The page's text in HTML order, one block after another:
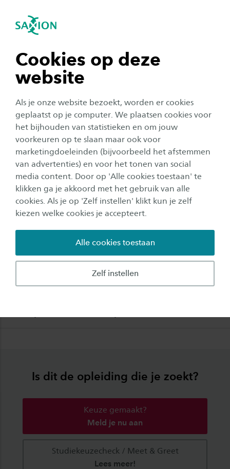
Cookies op deze
website
Als je onze website bezoekt, worden er cookies
geplaatst op je computer. We plaatsen cookies voor
het bijhouden van statistieken en om jouw
voorkeuren op te slaan maar ook voor
marketingdoeleinden (bijvoorbeeld het afstemmen
van advertenties) en voor het tonen van social
media content. Door op 'Alle cookies toestaan' te
klikken ga je akkoord met het gebruik van alle
cookies. Als je op 'Zelf instellen' klikt kun je zelf
kiezen welke cookies je accepteert.
Zelf instellen
Alle cookies toestaan
Navigatie openen
tonen
tonen
tonen
tonen
sluiten
Lerarenopleiding Basisonderwijs
Subnavigatie tonen
Proefstuderen
Is Lerarenopleiding Basisonderwijs iets voor
jou? Meld je eerst eens aan voor een open dag
en maak kennis met studenten en docenten die
je meer kunnen vertellen over deze opleiding.
Heb je al een open dag bezocht, maar wil je je
nog iets verder verdiepen in deze studie? Kom
dan proefstuderen! Je kunt kiezen tussen een
proefles of een dag meelopen.
Is dit de opleiding die je zoekt?
Keuze gemaakt?
Meld je nu aan
Studiekeuzecheck / Meet & Greet
Lees meer!